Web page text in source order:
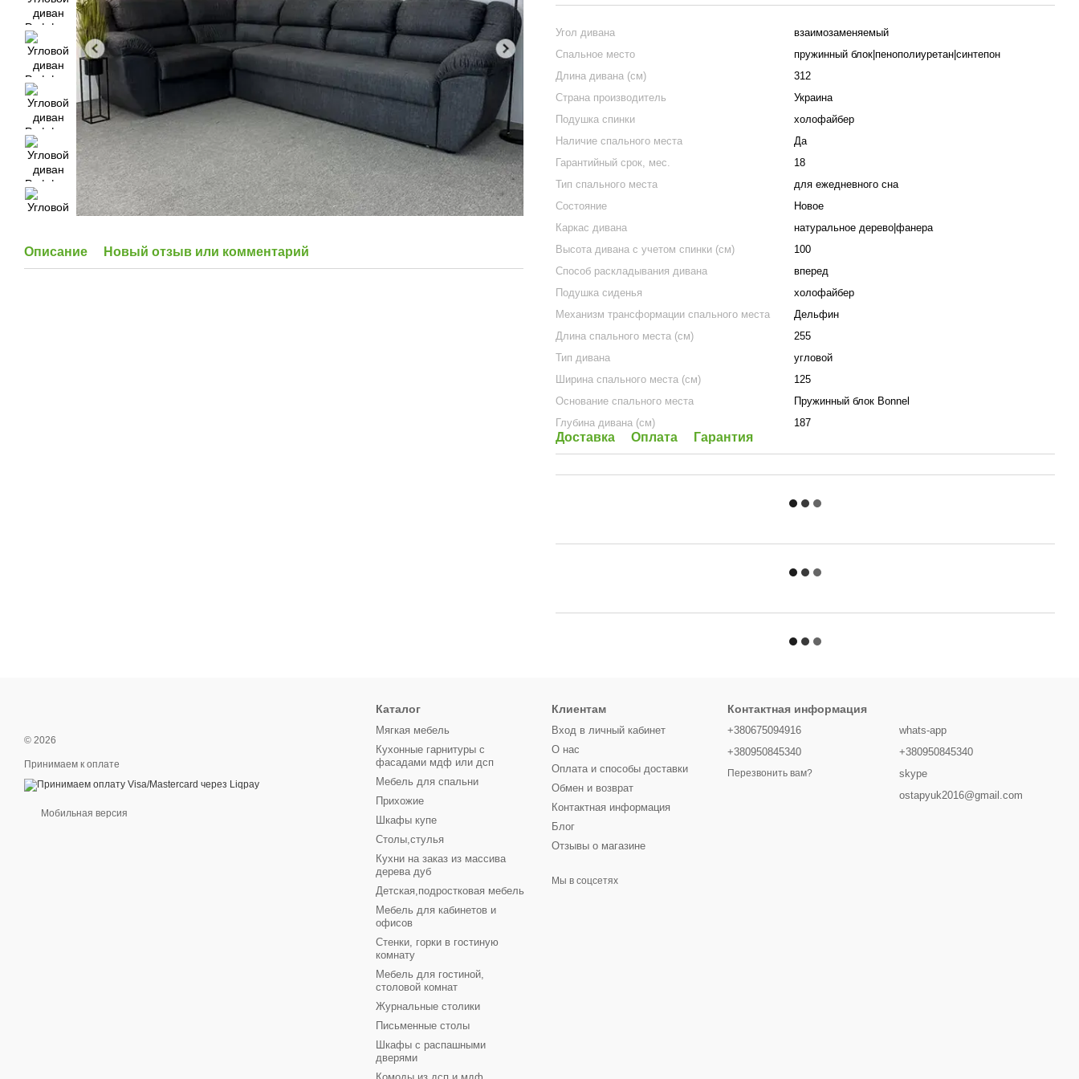
Описание Новый отзыв или комментарий
Угол дивана
взаимозаменяемый
Спальное место
пружинный блок|пенополиуретан|синтепон
Длина дивана (см)
312
Страна производитель
Украина
Подушка спинки
холофайбер
Наличие спального места
Да
Гарантийный срок, мес.
18
Тип спального места
для ежедневного сна
Состояние
Новое
Каркас дивана
натуральное дерево|фанера
Высота дивана с учетом спинки (см)
100
Способ раскладывания дивана
вперед
Подушка сиденья
холофайбер
Механизм трансформации спального места
Дельфин
Длина спального места (см)
255
Тип дивана
угловой
Ширина спального места (см)
125
Основание спального места
Пружинный блок Bonnel
Глубина дивана (см)
187
Доставка Оплата Гарантия
© 2026
Принимаем к оплате
Мобильная версия
Каталог
Мягкая мебель
Кухонные гарнитуры с
фасадами мдф или дсп
Мебель для спальни
Прихожие
Шкафы купе
Столы,стулья
Кухни на заказ из массива
дерева дуб
Детская,подростковая мебель
Мебель для кабинетов и
офисов
Стенки, горки в гостиную
комнату
Мебель для гостиной,
столовой комнат
Журнальные столики
Письменные столы
Шкафы с распашными
дверями
Клиентам
Вход в личный кабинет
О нас
Оплата и способы доставки
Обмен и возврат
Контактная информация
Блог
Отзывы о магазине
Мы в соцсетях
Контактная информация
+380675094916
+380950845340
Перезвонить вам?
whats-app
+380950845340
skype
ostapyuk2016@gmail.com